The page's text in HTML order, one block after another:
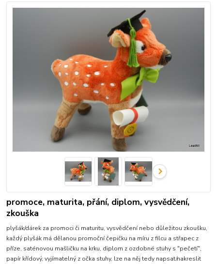
promoce, maturita, přání, diplom, vysvědčení,
zkouška
plyšák/dárek za promoci či maturitu, vysvědčení nebo důležitou zkoušku,
každý plyšák má dělanou promoční čepičku na míru z filcu a střapec z
příze, saténovou mašličku na krku, diplom z ozdobné stuhy s "pečetí",
papír křídový, vyjímatelný z očka stuhy, lze na něj tedy napsat/nakreslit